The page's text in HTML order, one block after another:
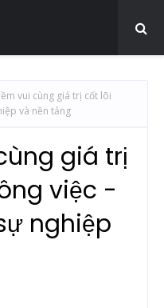
vui cùng giá trị cốt lõi
và nền tảng
giá trị
việc -
nghiệp